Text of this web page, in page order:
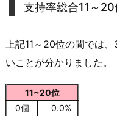
支持率総合11～20
上記11～20位の間では
いことが分かりました。
11~20位
0個
0.0%